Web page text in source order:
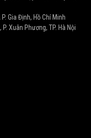
Gia Định, Hồ Chí Minh
Xuân Phương, TP. Hà Nội